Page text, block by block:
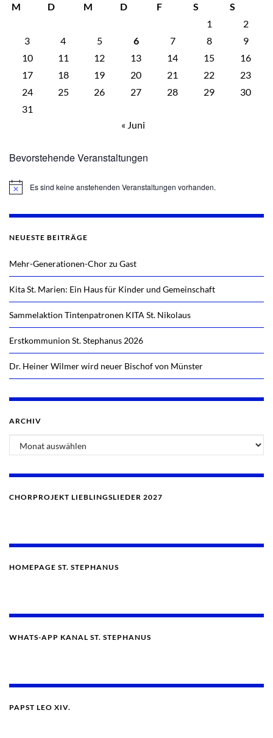
M
D M D F S
S
1
2
3
4 5 6 7 8
9
10
11 12 13 14 15
16
17
18 19 20 21 22
23
24
25 26 27 28 29
30
31
« Juni
Bevorstehende Veranstaltungen
HinweisEs sind keine anstehenden Veranstaltungen vorhanden.
NEUESTE BEITRÄGE
Mehr-Generationen-Chor zu Gast
Kita St. Marien: Ein Haus für Kinder und Gemeinschaft
Sammelaktion Tintenpatronen KITA St. Nikolaus
Erstkommunion St. Stephanus 2026
Dr. Heiner Wilmer wird neuer Bischof von Münster
ARCHIV
Archiv
CHORPROJEKT LIEBLINGSLIEDER 2027
HOMEPAGE ST. STEPHANUS
WHATS-APP KANAL ST. STEPHANUS
PAPST LEO XIV.